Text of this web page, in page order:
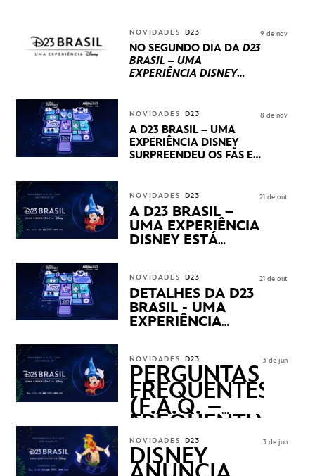
INTERNACIONAIS E
PRODUÇÕES BRASILEIRAS
NOVIDADES D23
NO SEGUNDO DIA DA D23
BRASIL – UMA
EXPERIÊNCIA DISNEY
STUDIOS REVELARAM
PRÉVIAS E NOVIDADES
DOS SEUS PRÓXIMOS
LANÇAMENTOS
9 de nov
NOVIDADES D23
A D23 BRASIL – UMA
EXPERIÊNCIA DISNEY
SURPREENDEU OS FÃS EM
APRESENTAÇÕES E
PRODUTOS EXCLUSIVOS
NO TRANSAMÉRICA EXPO
CENTER EM SÃO PAULO
8 de nov
NOVIDADES D23
A D23 BRASIL –
UMA EXPERIÊNCIA
DISNEY ESTÁ
21 de out
NOVIDADES D23
DETALHES DA D23
BRASIL - UMA
EXPERIÊNCIA
21 de out
NOVIDADES D23
PERGUNTAS
FREQUENTES
(F.A.Q. –
FREQUENTLY
ASKED
QUESTIONS)
3 de jun
NOVIDADES D23
DISNEY
3 de jun